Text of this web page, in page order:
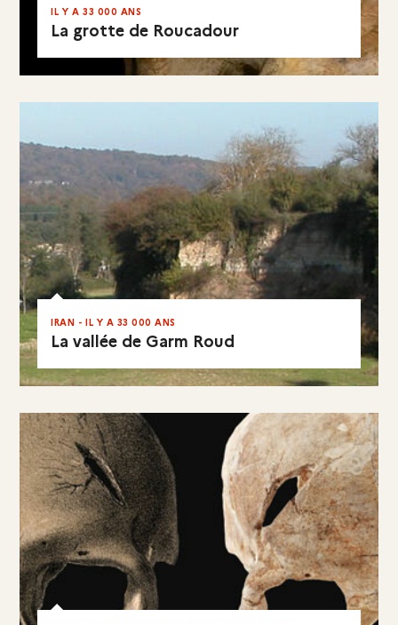
La grotte de Roucadour
IL Y A 33 000 ANS
EN RÉSUMÉ
La vallée de Garm Roud
IRAN - IL Y A 33 000 ANS
EN RÉSUMÉ